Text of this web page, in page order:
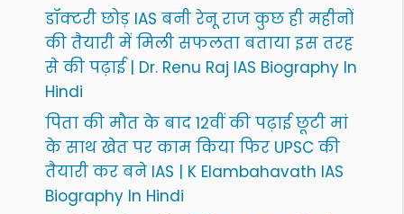
डॉक्टरी छोड़ IAS बनी रेनू राज कुछ ही महीनों
की तैयारी में मिली सफलता बताया इस तरह
से की पढ़ाई | Dr. Renu Raj IAS Biography In
Hindi
पिता की मौत के बाद 12वीं की पढ़ाई छूटी मां
के साथ खेत पर काम किया फिर UPSC की
तैयारी कर बने IAS | K Elambahavath IAS
Biography In Hindi